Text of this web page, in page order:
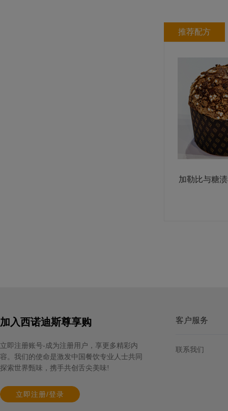
推荐配方
加勒比与糖
加入西诺迪斯尊享购
立即注册账号-成为注册用户，享更多精彩内
容。我们的使命是激发中国餐饮专业人士共同
探索世界甄味，携手共创舌尖美味!
立即注册/登录
客户服务
联系我们